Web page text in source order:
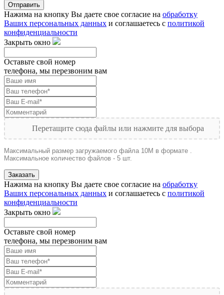
Отправить
Нажима на кнопку Вы даете свое согласие на обработку
Ваших персональных данных и соглашаетесь с политикой
конфиденциальности
Закрыть окно
Оставьте свой номер
телефона, мы перезвоним вам
Перетащите сюда файлы или нажмите для выбора
Максимальный размер загружаемого файла 10M в формате .
Максимальное количество файлов - 5 шт.
Заказать
Нажима на кнопку Вы даете свое согласие на обработку
Ваших персональных данных и соглашаетесь с политикой
конфиденциальности
Закрыть окно
Оставьте свой номер
телефона, мы перезвоним вам